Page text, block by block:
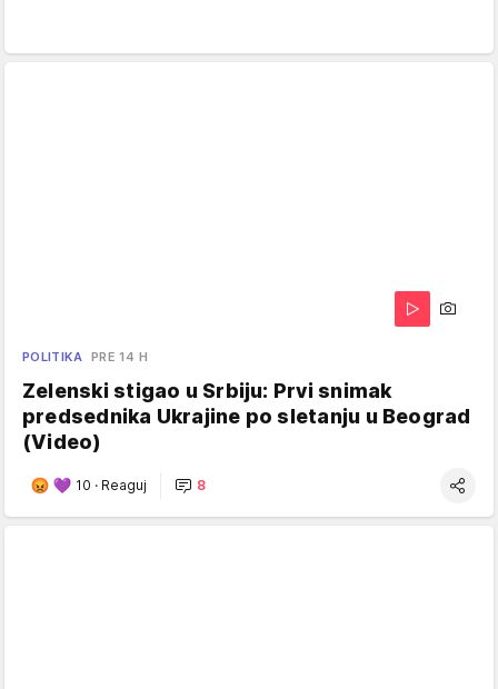
POLITIKA PRE 14 H
Zelenski stigao u Srbiju: Prvi snimak
predsednika Ukrajine po sletanju u Beograd
(Video)
10 · Reaguj 8